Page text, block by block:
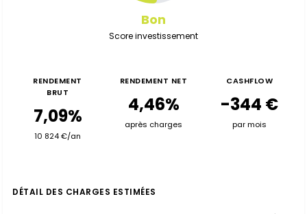
Bon
Score investissement
RENDEMENT
BRUT
7,09%
10 824 €/an
RENDEMENT NET
4,46%
après charges
CASHFLOW
-344 €
par mois
DÉTAIL DES CHARGES ESTIMÉES